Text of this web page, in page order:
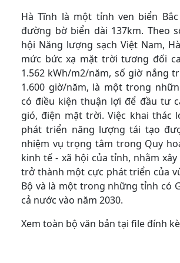
Hà Tĩnh là một tỉnh ven biển
đường bờ biển dài 137km. Theo
hội Năng lượng sạch Việt Nam,
mức bức xạ mặt trời tương đối
1.562 kWh/m2/năm, số giờ nắng
1.600 giờ/năm, là một trong
có điều kiện thuận lợi để đầu tư
gió, điện mặt trời. Việc khai thác
phát triển năng lượng tái tạo
nhiệm vụ trọng tâm trong Quy
kinh tế - xã hội của tỉnh, nhằm
trở thành một cực phát triển của
Bộ và là một trong những tỉnh có
cả nước vào năm 2030.
Xem toàn bộ văn bản tại file đính